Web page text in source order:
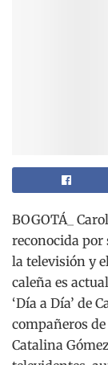
BOGOTÁ_
reconocida
la televisión y
caleña es
‘Día a Día’ de
compañeros
Catalina